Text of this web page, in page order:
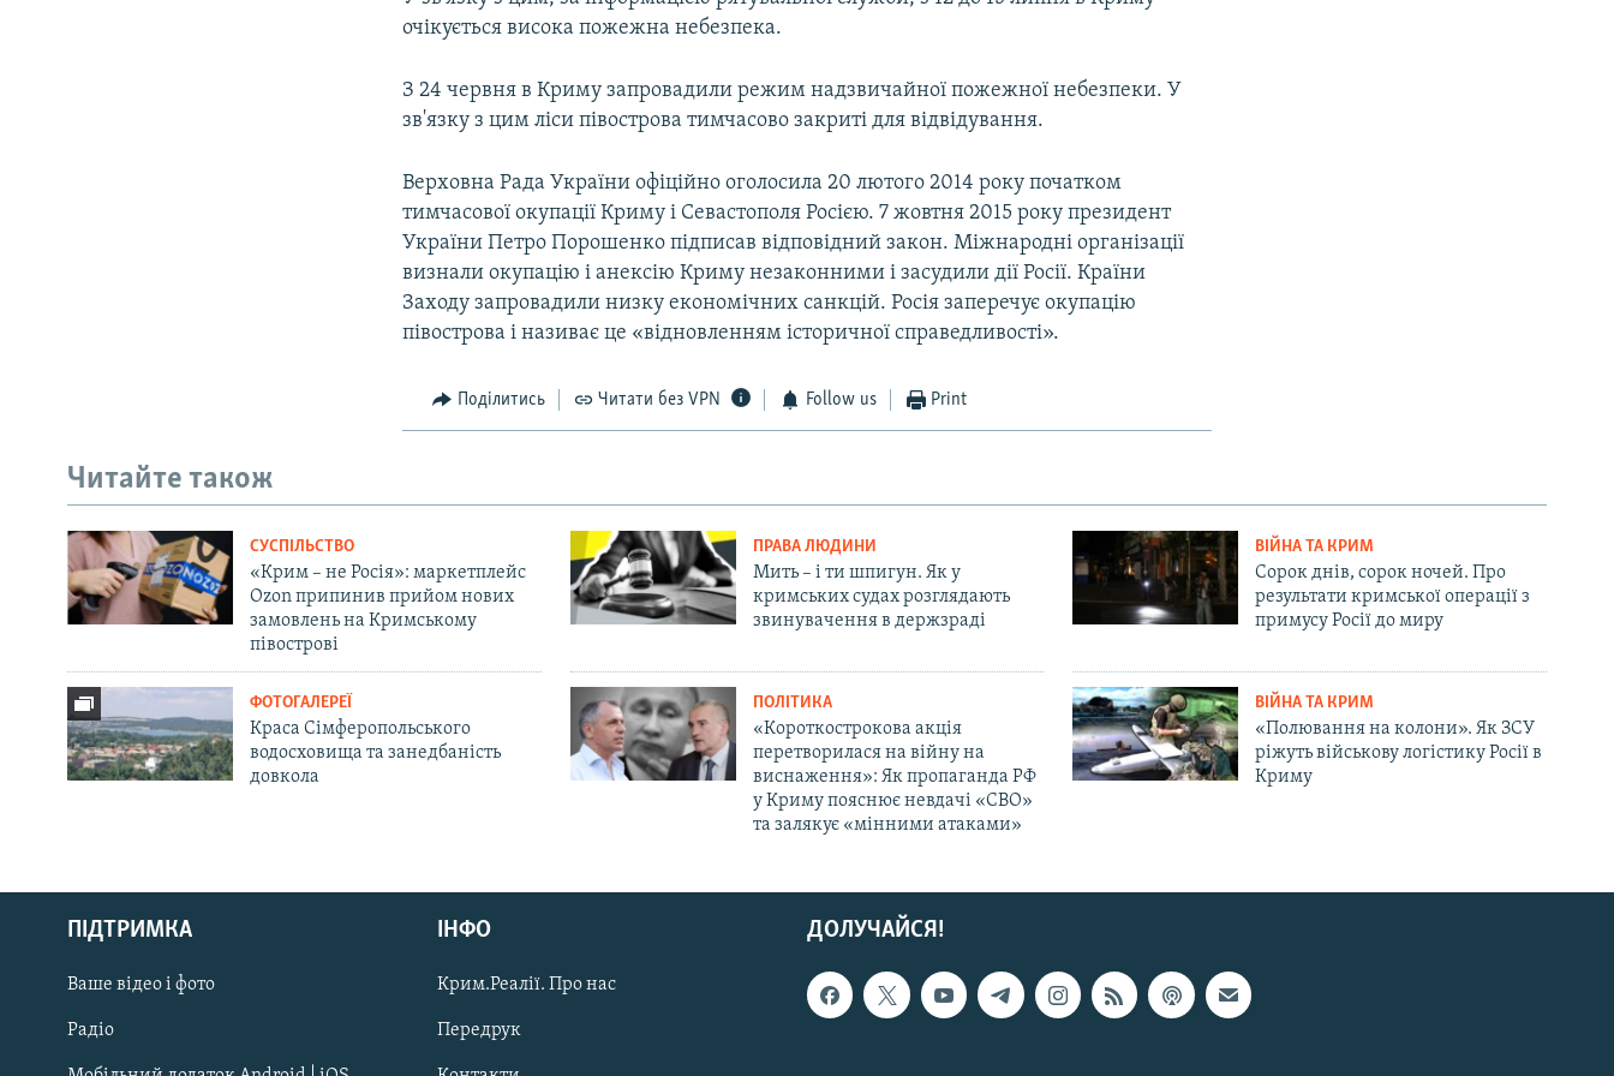
Русский
Qırımtatar
ДОЛУЧАЙСЯ!
очікується висока пожежна небезпека.
З 24 червня в Криму запровадили режим надзвичайної пожежної небезпеки. У
зв'язку з цим ліси півострова тимчасово закриті для відвідування.
Верховна Рада України офіційно оголосила 20 лютого 2014 року початком
тимчасової окупації Криму і Севастополя Росією. 7 жовтня 2015 року президент
України Петро Порошенко підписав відповідний закон. Міжнародні організації
визнали окупацію і анексію Криму незаконними і засудили дії Росії. Країни
Заходу запровадили низку економічних санкцій. Росія заперечує окупацію
півострова і називає це «відновленням історичної справедливості».
Поділитись Читати без VPN Follow us Print
Читайте також
СУСПІЛЬСТВО
«Крим – не Росія»: маркетплейс
Ozon припинив прийом нових
замовлень на Кримському
півострові
ПРАВА ЛЮДИНИ
Мить – і ти шпигун. Як у
кримських судах розглядають
звинувачення в держзраді
ВІЙНА ТА КРИМ
Сорок днів, сорок ночей. Про
результати кримської операції з
примусу Росії до миру
ФОТОГАЛЕРЕЇ
Краса Сімферопольського
водосховища та занедбаність
довкола
ПОЛІТИКА
«Короткострокова акція
перетворилася на війну на
виснаження»: Як пропаганда РФ
у Криму пояснює невдачі «СВО»
та залякує «мінними атаками»
ВІЙНА ТА КРИМ
«Полювання на колони». Як ЗСУ
ріжуть військову логістику Росії в
Криму
ДОЛУЧАЙСЯ!
ПІДТРИМКА
Ваше відео і фото
Радіо
ІНФО
Крим.Реалії. Про нас
Передрук